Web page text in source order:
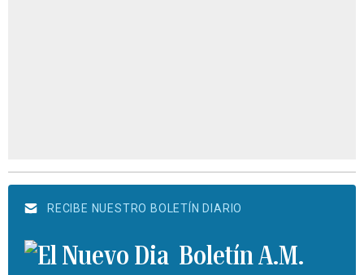
RECIBE NUESTRO BOLETÍN DIARIO
Boletín A.M.